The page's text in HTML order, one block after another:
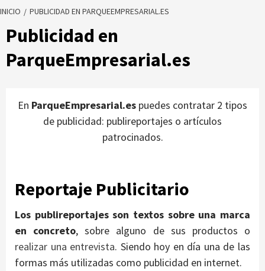
INICIO PUBLICIDAD EN PARQUEEMPRESARIAL.ES
Publicidad en
ParqueEmpresarial.es
En ParqueEmpresarial.es puedes contratar 2 tipos
de publicidad: publireportajes o artículos
patrocinados.
Reportaje Publicitario
Los publireportajes son textos sobre una marca
en concreto, sobre alguno de sus productos o
realizar una entrevista. Siendo hoy en día una de las
formas más utilizadas como publicidad en internet.